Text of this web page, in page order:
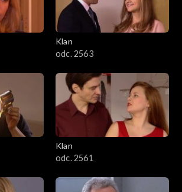
Klan
odc. 2563
Klan
odc. 2561